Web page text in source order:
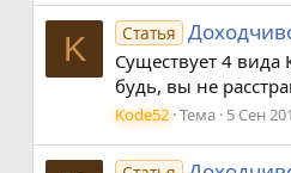
K Статья
Существует 4 вида
будь, вы не
Kode52 Тема 5 Сен